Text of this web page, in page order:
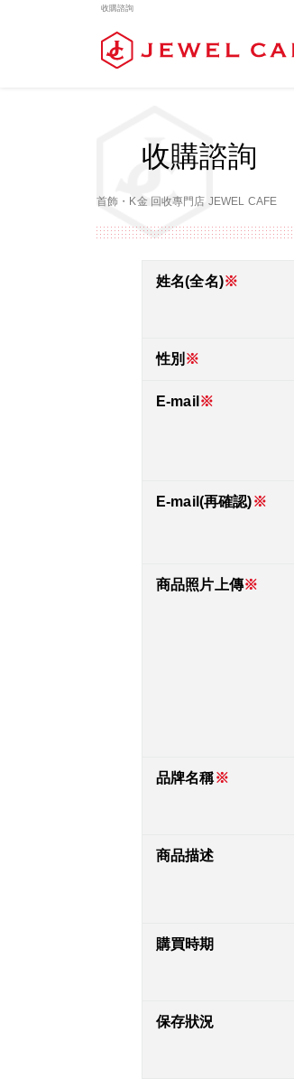
收購諮詢
收購諮詢
首飾・K金 回收專門店 JEWEL CAFE
姓名(全名)※
性別 ※
E-mail ※
E-mail(再確認)※
商品照片上傳※
品牌名稱※
商品描述
購買時期
保存狀況